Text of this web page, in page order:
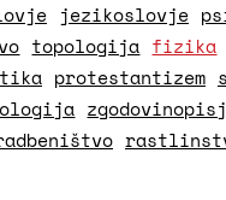
jezikoslovje
topologija fizika
protestantizem